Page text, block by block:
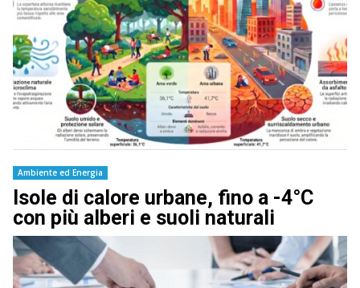
Ambiente ed Energia
Isole di calore urbane, fino a -4°C
con più alberi e suoli naturali